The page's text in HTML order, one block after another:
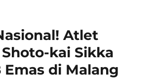
Atlet
kai Sikka
Emas di Malang